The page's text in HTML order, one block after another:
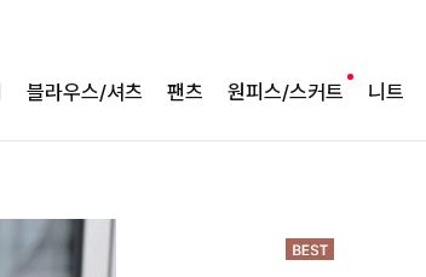
블라우스/셔츠 팬츠 원피스/스커트 니트